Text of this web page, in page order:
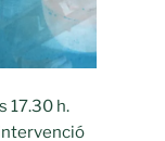
17.30 h.